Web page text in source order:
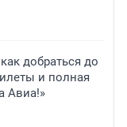
добраться до
и полная
Авиа!»